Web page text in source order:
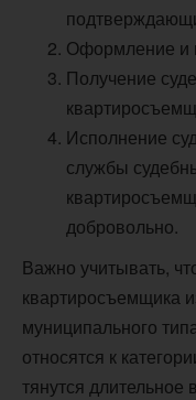
Оформление и
Получение
Исполнение
службы
добровольно.
Важно учитывать,
квартиросъемщика
муниципального
относятся к
тянутся длительное